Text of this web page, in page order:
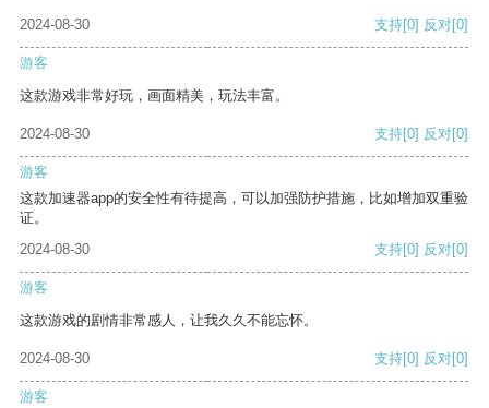
2024-08-30 支持[0] 反对[0]
游客
这款游戏非常好玩，画面精美，玩法丰富。
2024-08-30 支持[0] 反对[0]
游客
这款加速器app的安全性有待提高，可以加强防护措施，比如增加双重验
证。
2024-08-30
支持[0] 反对[0]
游客
这款游戏的剧情非常感人，让我久久不能忘怀。
2024-08-30 支持[0] 反对[0]
游客